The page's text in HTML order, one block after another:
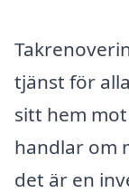
tjänst för
sitt hem
handlar om
det är en